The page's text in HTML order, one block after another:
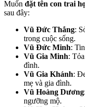
Muốn đặt tên con trai
sau đây:
Vũ Đức Thắng:
trong cuộc sống.
Vũ Đức Minh:
Vũ Gia Minh:
đình.
Vũ Gia Khánh:
mẹ và gia đình.
Vũ Hoàng Dương
ngưỡng mộ.